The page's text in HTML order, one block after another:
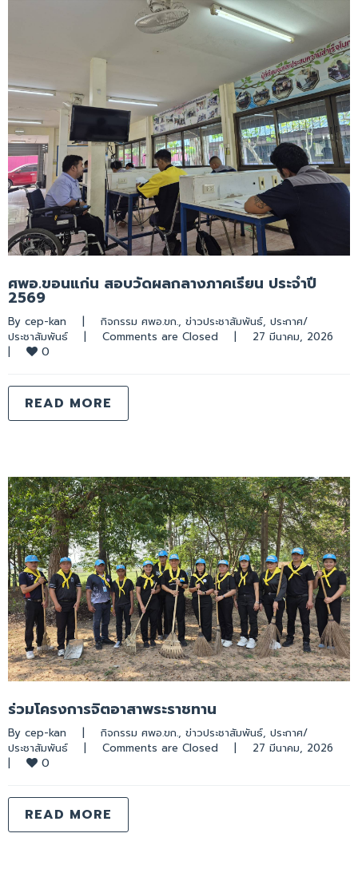
ศพอ.ขอนแก่น สอบวัดผลกลางภาคเรียน ประจำปี
2569
By cep-kan กิจกรรม ศพอ.ขก., ข่าวประชาสัมพันธ์, ประกาศ/
ประชาสัมพันธ์
Comments are Closed
0
READ MORE
ร่วมโครงการจิตอาสาพระราชทาน
By cep-kan | กิจกรรม ศพอ.ขก., ข่าวประชาสัมพันธ์, ประกาศ/
ประชาสัมพันธ์
| Comments are Closed |
|
0
READ MORE